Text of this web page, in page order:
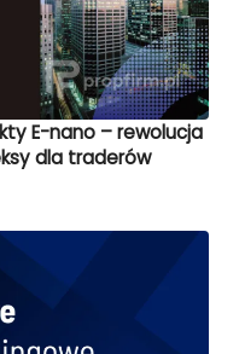
E-nano – rewolucja
dla traderów